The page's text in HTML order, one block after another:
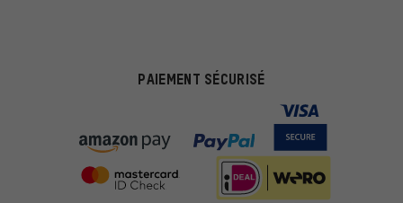
PAIEMENT SÉCURISÉ